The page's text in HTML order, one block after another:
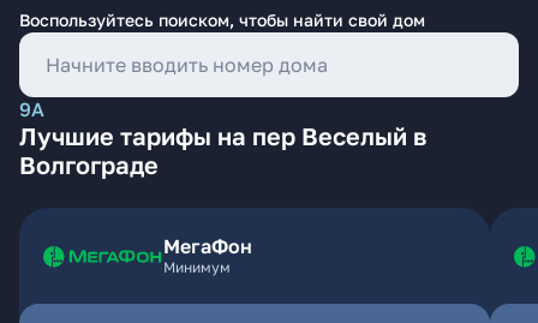
Воспользуйтесь поиском, чтобы найти свой дом
9А
Лучшие тарифы на пер Веселый в
Волгограде
МегаФон
Минимум